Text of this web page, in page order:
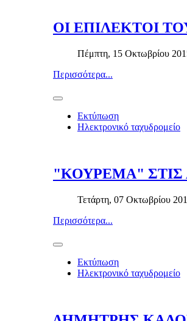
ΟΙ ΕΠΙΛΕΚΤΟΙ
Πέμπτη, 15 Οκτωβρίου
Περισσότερα...
Εκτύπωση
Ηλεκτρονικό ταχυδρομείο
"ΚΟΥΡΕΜΑ" ΣΤΙΣ
Τετάρτη, 07 Οκτωβρίου
Περισσότερα...
Εκτύπωση
Ηλεκτρονικό ταχυδρομείο